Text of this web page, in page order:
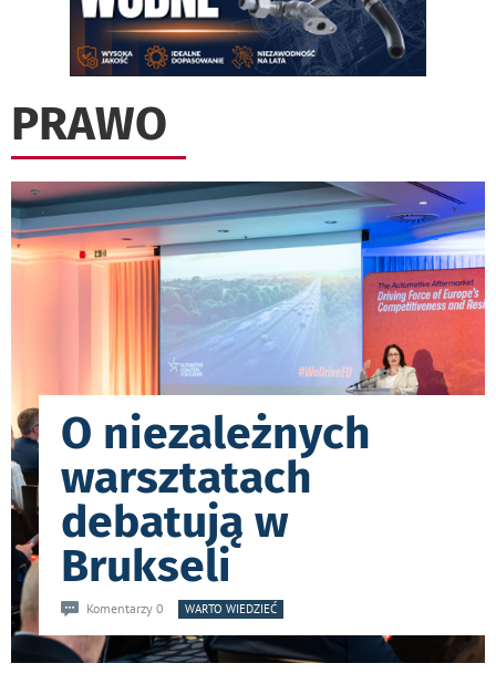
PRAWO
O niezależnych
warsztatach
debatują w
Brukseli
Komentarzy 0 WARTO WIEDZIEĆ